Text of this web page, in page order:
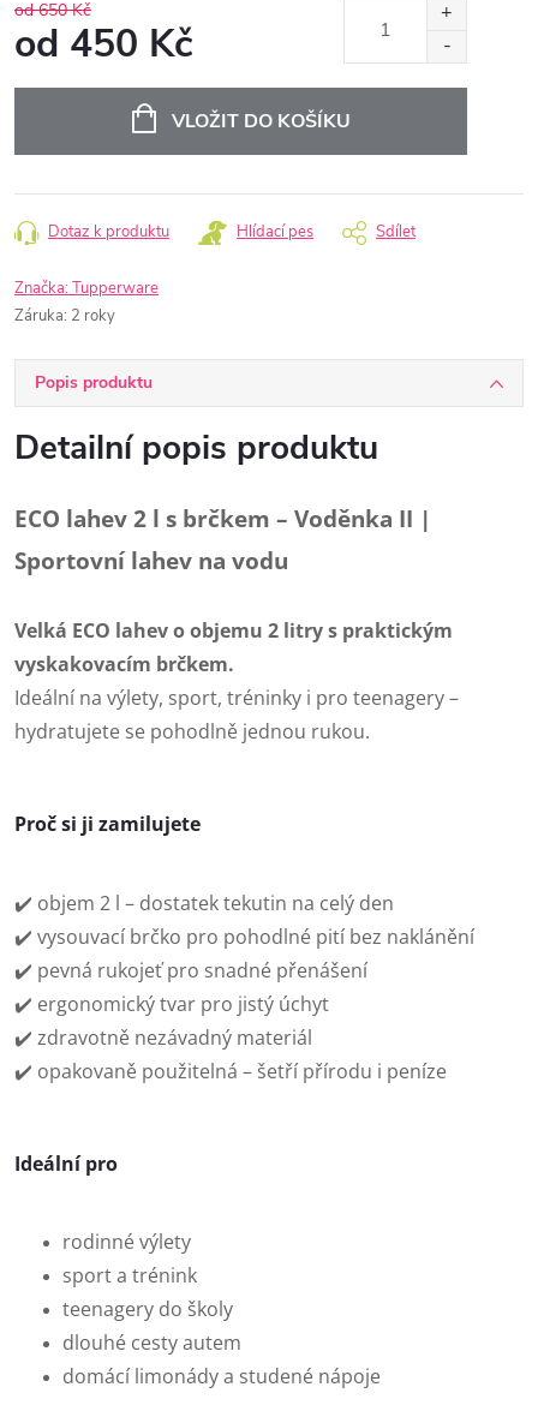
od 650 Kč
od 450 Kč
VLOŽIT DO KOŠÍKU
Dotaz k produktu Hlídací pes Sdílet
Značka:Tupperware
Záruka: 2 roky
Popis produktu
Detailní popis produktu
ECO lahev 2 l s brčkem – Voděnka II |
Sportovní lahev na vodu
Velká ECO lahev o objemu 2 litry s praktickým
vyskakovacím brčkem.
Ideální na výlety, sport, tréninky i pro teenagery –
hydratujete se pohodlně jednou rukou.
Proč si ji zamilujete
✔️ objem 2 l – dostatek tekutin na celý den
✔️ vysouvací brčko pro pohodlné pití bez naklánění
✔️ pevná rukojeť pro snadné přenášení
✔️ ergonomický tvar pro jistý úchyt
✔️ zdravotně nezávadný materiál
✔️ opakovaně použitelná – šetří přírodu i peníze
Ideální pro
rodinné výlety
sport a trénink
teenagery do školy
dlouhé cesty autem
domácí limonády a studené nápoje